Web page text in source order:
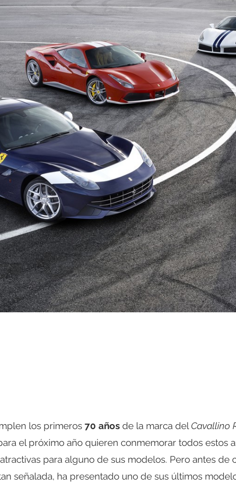
los primeros 70 años de la marca del Cavallino
el próximo año quieren conmemorar todos estos
para alguno de sus modelos. Pero antes de
señalada, ha presentado uno de sus últimos